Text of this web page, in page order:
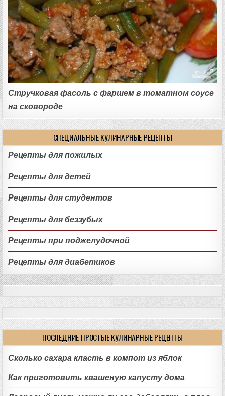
Стручковая фасоль с фаршем в томатном соусе
на сковороде
СПЕЦИАЛЬНЫЕ КУЛИНАРНЫЕ РЕЦЕПТЫ
Рецепты для пожилых
Рецепты для детей
Рецепты для студентов
Рецепты для беззубых
Рецепты при поджелудочной
Рецепты для диабетиков
ПОСЛЕДНИЕ ПРОСТЫЕ КУЛИНАРНЫЕ РЕЦЕПТЫ
Сколько сахара класть в компот из яблок
Как приготовить квашеную капусту дома